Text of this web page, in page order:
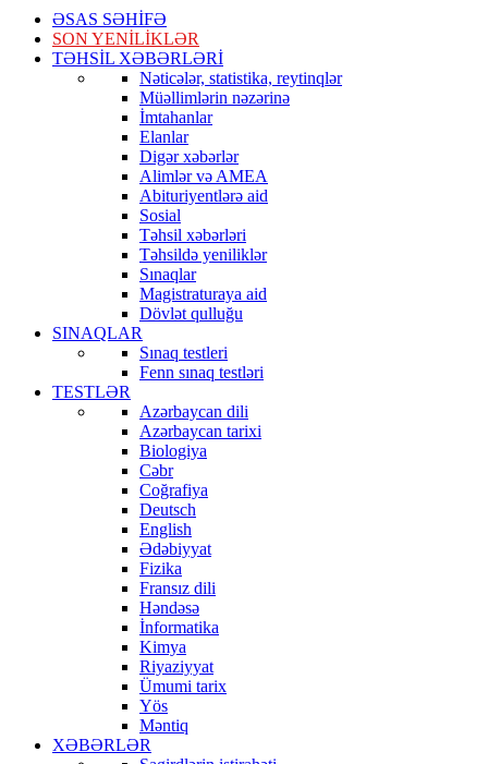
ƏSAS SƏHİFƏ
SON YENİLİKLƏR
TƏHSİL XƏBƏRLƏRİ
Nəticələr, statistika, reytinqlər
Müəllimlərin nəzərinə
İmtahanlar
Elanlar
Digər xəbərlər
Alimlər və AMEA
Abituriyentlərə aid
Sosial
Təhsil xəbərləri
Təhsildə yeniliklər
Sınaqlar
Magistraturaya aid
Dövlət qulluğu
SINAQLAR
Sınaq testleri
Fenn sınaq testləri
TESTLƏR
Azərbaycan dili
Azərbaycan tarixi
Biologiya
Cəbr
Coğrafiya
Deutsch
English
Ədəbiyyat
Fizika
Fransız dili
Həndəsə
İnformatika
Kimya
Riyaziyyat
Ümumi tarix
Yös
Məntiq
XƏBƏRLƏR